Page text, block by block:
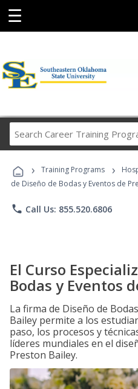
☰
› Training Programs ›
de Diseño de Bodas y Eventos de
phone Call Us: 855.520.6806
El Curso
Bodas y Eventos
La firma de Diseño de
Bailey permite a los
paso, los procesos y
líderes mundiales en el
Preston Bailey.